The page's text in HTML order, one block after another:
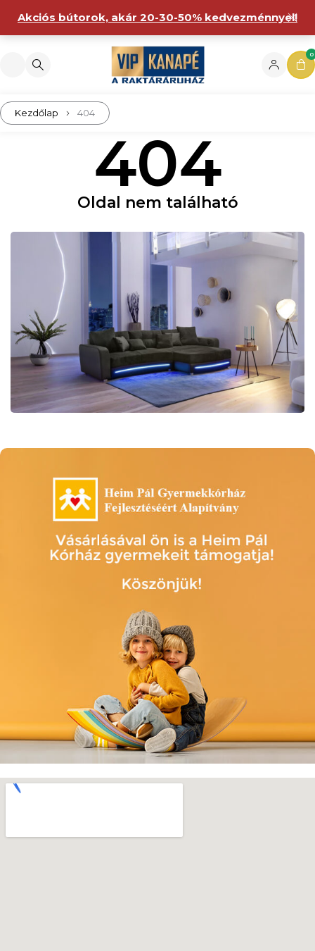
Akciós bútorok, akár 20-30-50% kedvezménnyel!
0
Kezdőlap 404
404
Oldal nem található